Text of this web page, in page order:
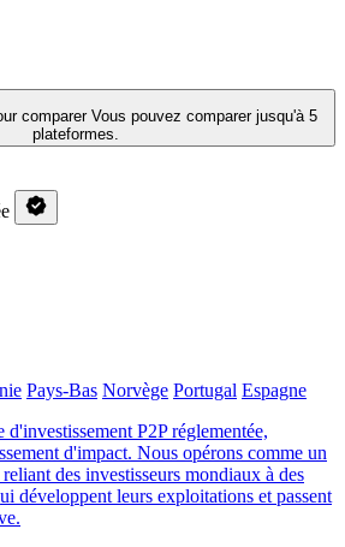
comparer Vous pouvez comparer jusqu'à 5
plateformes.
Pays-Bas Norvège Portugal Espagne
P2P réglementée,
d'impact. Nous opérons comme un
des investisseurs mondiaux à des
développent leurs exploitations et passent